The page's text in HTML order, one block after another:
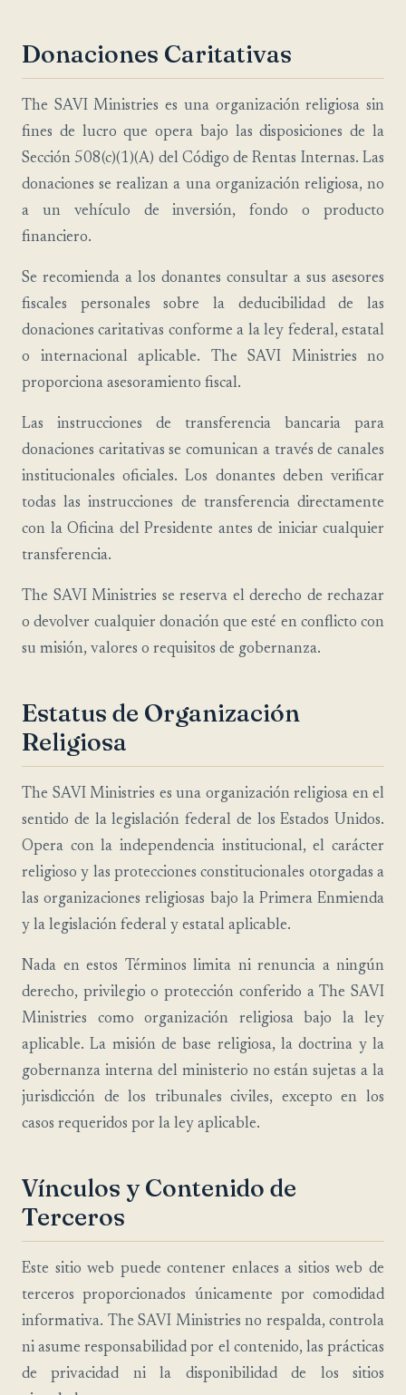
Donaciones Caritativas
The SAVI Ministries es una organización religiosa sin
fines de lucro que opera bajo las disposiciones de la
Sección 508(c)(1)(A) del Código de Rentas Internas. Las
donaciones se realizan a una organización religiosa, no
a un vehículo de inversión, fondo o producto
financiero.
Se recomienda a los donantes consultar a sus asesores
fiscales personales sobre la deducibilidad de las
donaciones caritativas conforme a la ley federal, estatal
o internacional aplicable. The SAVI Ministries no
proporciona asesoramiento fiscal.
Las instrucciones de transferencia bancaria para
donaciones caritativas se comunican a través de canales
institucionales oficiales. Los donantes deben verificar
todas las instrucciones de transferencia directamente
con la Oficina del Presidente antes de iniciar cualquier
transferencia.
The SAVI Ministries se reserva el derecho de rechazar
o devolver cualquier donación que esté en conflicto con
su misión, valores o requisitos de gobernanza.
Estatus de Organización
Religiosa
The SAVI Ministries es una organización religiosa en el
sentido de la legislación federal de los Estados Unidos.
Opera con la independencia institucional, el carácter
religioso y las protecciones constitucionales otorgadas a
las organizaciones religiosas bajo la Primera Enmienda
y la legislación federal y estatal aplicable.
Nada en estos Términos limita ni renuncia a ningún
derecho, privilegio o protección conferido a The SAVI
Ministries como organización religiosa bajo la ley
aplicable. La misión de base religiosa, la doctrina y la
gobernanza interna del ministerio no están sujetas a la
jurisdicción de los tribunales civiles, excepto en los
casos requeridos por la ley aplicable.
Vínculos y Contenido de
Terceros
Este sitio web puede contener enlaces a sitios web de
terceros proporcionados únicamente por comodidad
informativa. The SAVI Ministries no respalda, controla
ni asume responsabilidad por el contenido, las prácticas
de privacidad ni la disponibilidad de los sitios